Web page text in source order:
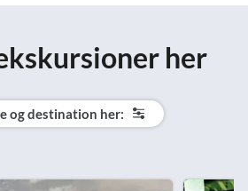
her
og destination her: